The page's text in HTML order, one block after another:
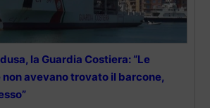
la Guardia Costiera: “Le
avevano trovato il barcone,